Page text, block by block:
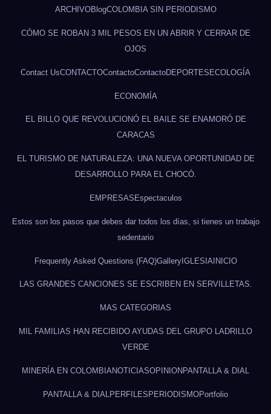
ARCHIVOBlogCOLOMBIA SIN PERIODISMO
CÓMO SE ROBAN 3 MIL PESOS EN UN ABRIR Y CERRAR DE
OJOS
Contact UsCONTACTOContactoContactoDEPORTES ECOLOGÍA
ECONOMÍA
EL BILLO QUE REVOLUCIONÓ EL BAILE SE ENAMORÓ DE
CARACAS
EL TURISMO DE NATURALEZA: UNA NUEVA OPORTUNIDAD DE
DESARROLLO PARA EL CHOCÓ.
EMPRESAS Espectaculos
Estos son los pasos que debes dar todos los días, si tienes un trabajo
sedentario
Frequently Asked Questions (FAQ)GalleryIGLESIAINICIO
LAS GRANDES CANCIONES SE ESCRIBEN EN SERVILLETAS.
MAS CATEGORIAS
MIL FAMILIAS HAN RECIBIDO AYUDAS DEL GRUPO LADRILLO
VERDE
MINERÍA EN COLOMBIANOTICIASOPINIONPANTALLA & DIAL
PANTALLA & DIAL PERFILESPERIODISMOPortfolio